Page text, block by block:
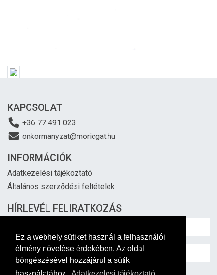
Ez a webhely sütiket használ a felhasználói
élmény növelése érdekében. Az oldal
böngészésével hozzájárul a sütik
KAPCSOLAT
+36 77 491 023
onkormanyzat@moricgat.hu
INFORMÁCIÓK
Adatkezelési tájékoztató
Általános szerződési feltételek
HÍRLEVÉL FELIRATKOZÁS